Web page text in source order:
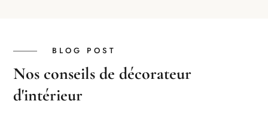
BLOG POST
Nos conseils de décorateur
d'intérieur